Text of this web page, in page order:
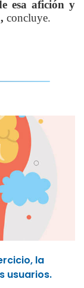
esa afición y
concluye.
la
usuarios.